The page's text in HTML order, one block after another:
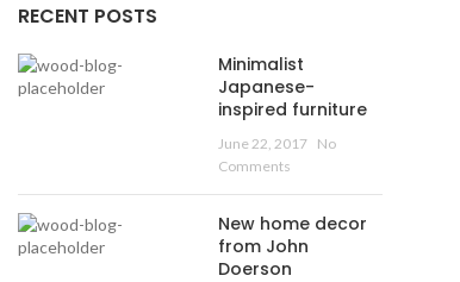
RECENT POSTS
Minimalist
Japanese-
inspired furniture
June 22, 2017 No
Comments
New home decor
from John
Doerson